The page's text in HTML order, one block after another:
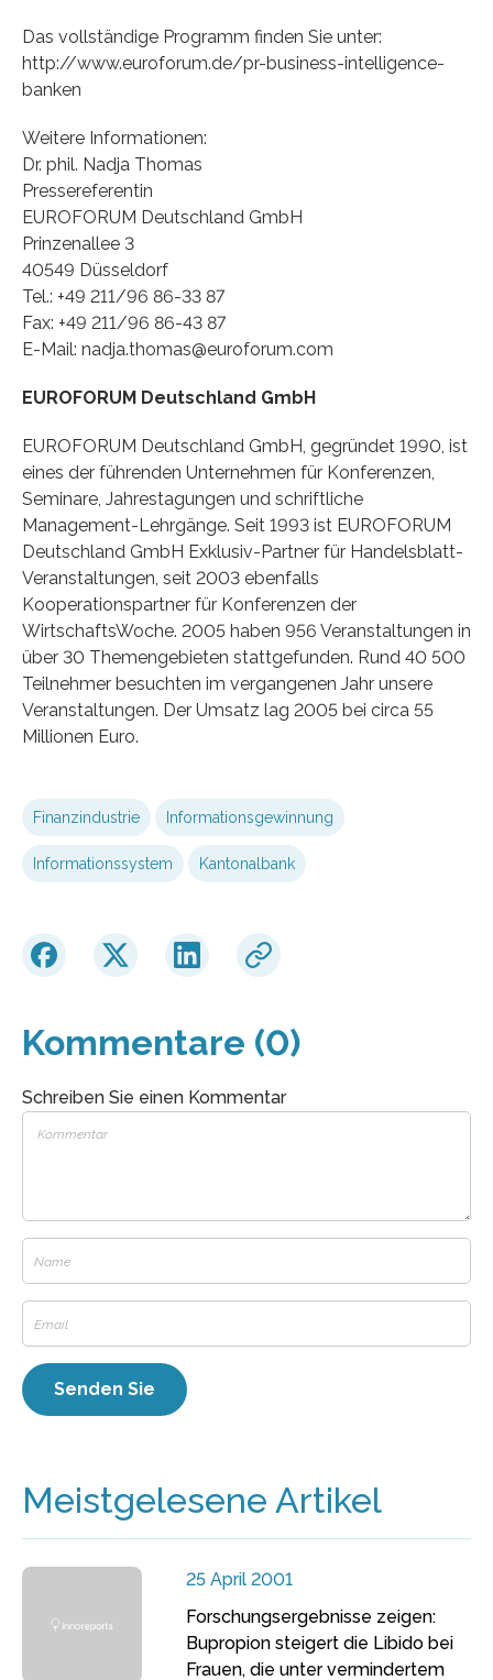
Das vollständige Programm finden Sie unter:
http://www.euroforum.de/pr-business-intelligence-
banken
Weitere Informationen:
Dr. phil. Nadja Thomas
Pressereferentin
EUROFORUM Deutschland GmbH
Prinzenallee 3
40549 Düsseldorf
Tel.: +49 211/96 86-33 87
Fax: +49 211/96 86-43 87
E-Mail: nadja.thomas@euroforum.com
EUROFORUM Deutschland GmbH
EUROFORUM Deutschland GmbH, gegründet 1990, ist
eines der führenden Unternehmen für Konferenzen,
Seminare, Jahrestagungen und schriftliche
Management-Lehrgänge. Seit 1993 ist EUROFORUM
Deutschland GmbH Exklusiv-Partner für Handelsblatt-
Veranstaltungen, seit 2003 ebenfalls
Kooperationspartner für Konferenzen der
WirtschaftsWoche. 2005 haben 956 Veranstaltungen in
über 30 Themengebieten stattgefunden. Rund 40 500
Teilnehmer besuchten im vergangenen Jahr unsere
Veranstaltungen. Der Umsatz lag 2005 bei circa 55
Millionen Euro.
Finanzindustrie Informationsgewinnung
Informationssystem Kantonalbank
Kommentare (0)
Schreiben Sie einen Kommentar
Meistgelesene Artikel
25 April 2001
Forschungsergebnisse zeigen:
Bupropion steigert die Libido bei
Frauen, die unter vermindertem